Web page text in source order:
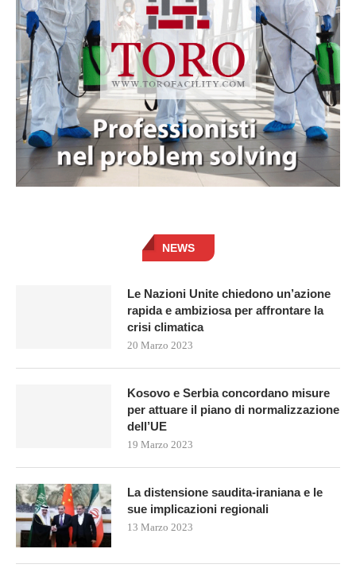
NEWS
Le Nazioni Unite chiedono un’azione
rapida e ambiziosa per affrontare la
crisi climatica
20 Marzo 2023
Kosovo e Serbia concordano misure
per attuare il piano di normalizzazione
dell’UE
19 Marzo 2023
La distensione saudita-iraniana e le
sue implicazioni regionali
13 Marzo 2023